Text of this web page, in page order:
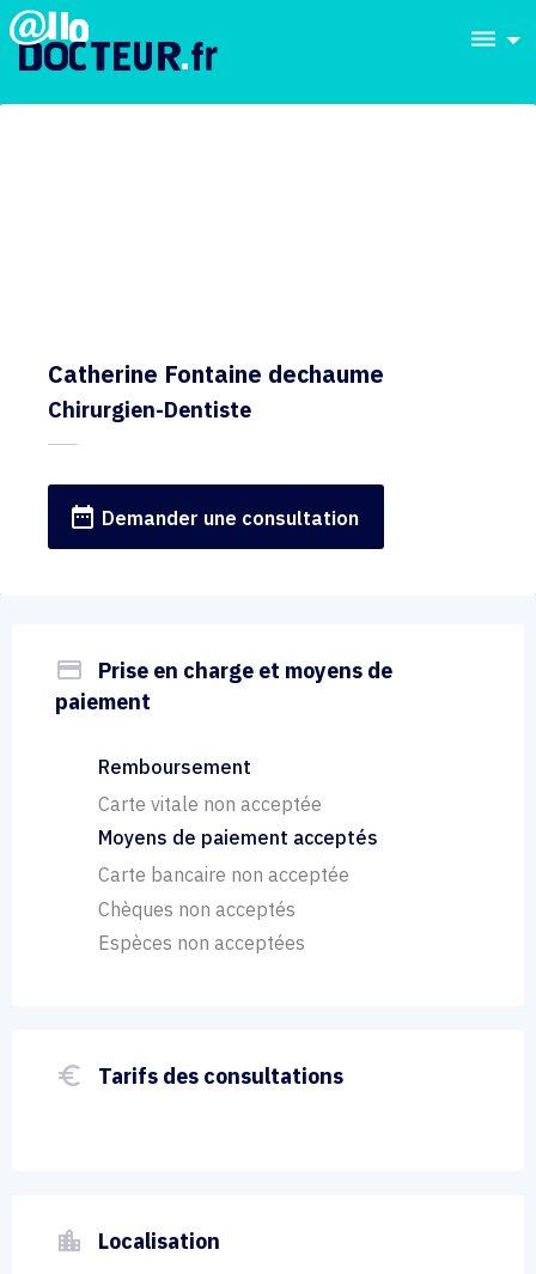
dehaze
Catherine Fontaine dechaume
Chirurgien-Dentiste
date_range Demander une consultation
payment
Prise en charge et moyens de
paiement
Remboursement
Carte vitale non acceptée
Moyens de paiement acceptés
Carte bancaire non acceptée
Chèques non acceptés
Espèces non acceptées
euro_symbol Tarifs des consultations
location_city Localisation